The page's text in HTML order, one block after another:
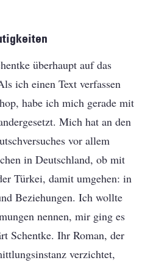
überhaupt auf das
ich einen Text verfassen
habe ich mich gerade mit
Mich hat an den
vor allem
in Deutschland, ob mit
Türkei, damit umgehen: in
Beziehungen. Ich wollte
nennen, mir ging es
Schentke. Ihr Roman, der
verzichtet,